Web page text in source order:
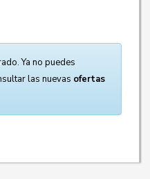
Ya no puedes
las nuevas ofertas